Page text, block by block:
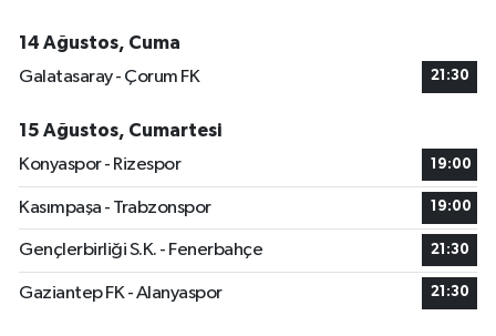
14 Ağustos, Cuma
Galatasaray - Çorum FK
21:30
15 Ağustos, Cumartesi
Konyaspor - Rizespor
19:00
Kasımpaşa - Trabzonspor 19:00
Gençlerbirliği S.K. - Fenerbahçe 21:30
Gaziantep FK - Alanyaspor 21:30